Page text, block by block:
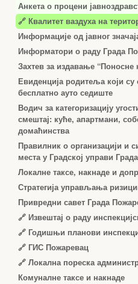
Анкета о процени
🔗 Квалитет ваздуха на
Информације од јавног
Информатори о раду Града
Захтев за издавање “Поносне
Евиденција родитеља који
бесплатно ауто седиште
Водич за категоризацију
смештај: куће, апартмани,
домаћинства
Правилник о организацији и
места у Градској управи
Локалне таксе, накнаде и
Стратегија управљања
Привредни савет Града
🔗 Извештај о раду
🔗 Годишњи планови
🔗 ГИС Пожаревац
🔗 Локална пореска
Комуналне таксе и накнаде